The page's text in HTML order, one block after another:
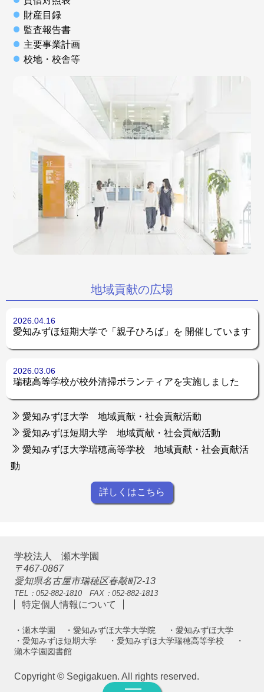
財産目録
監査報告書
主要事業計画
校地・校舎等
地域貢献の広場
2026.04.16
愛知みずほ短期大学で「親子ひろば」を 開催しています
2026.03.06
瑞穂高等学校が校外清掃ボランティアを実施しました
愛知みずほ大学 地域貢献・社会貢献活動
愛知みずほ短期大学 地域貢献・社会貢献活動
愛知みずほ大学瑞穂高等学校 地域貢献・社会貢献活
動
詳しくはこちら
学校法人 瀬木学園
〒467-0867
愛知県名古屋市瑞穂区春敲町2-13
TEL：052-882-1810 FAX：052-882-1813
特定個人情報について
・瀬木学園 ・愛知みずほ大学大学院
・愛知みずほ大学
・愛知みずほ短期大学
・愛知みずほ大学瑞穂高等学校
・
瀬木学園図書館
Copyright © Segigakuen. All rights reserved.